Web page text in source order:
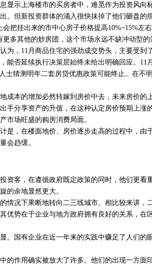
示上海楼市的买房者中，难觅作为投资风向
。但新投资群体的涌入很快抹掉了他们砸盘的痕
挂出来的市中心房子价格提高10%~15%左
多其他的炒房团，这个市场永远不缺冲动型的
，11月商品住宅的强劲成交势头，主要受到
能否延续执行决策层始终未给出明确回应。11
士猜测明年二套房贷优惠政策可能终止。在不
本的增加必然转嫁到房价中去，未来房价的
手分享资产的升值，在这种认定房价预期上涨
市场旺盛的购房消费局面。
，在楼面地价、房价逐步走高的过程中，由
会趋缓。
客，在遵循政府既定政策的同时，他们更看
的余地显然更大。
况下果断地转向二三线城市。相比较来讲，
优势在于企业与地方政府拥有良好的关系，在
国有企业在近一年来的实践中赚足了人们的
作用确实被放大了许多。他们的出现一方面